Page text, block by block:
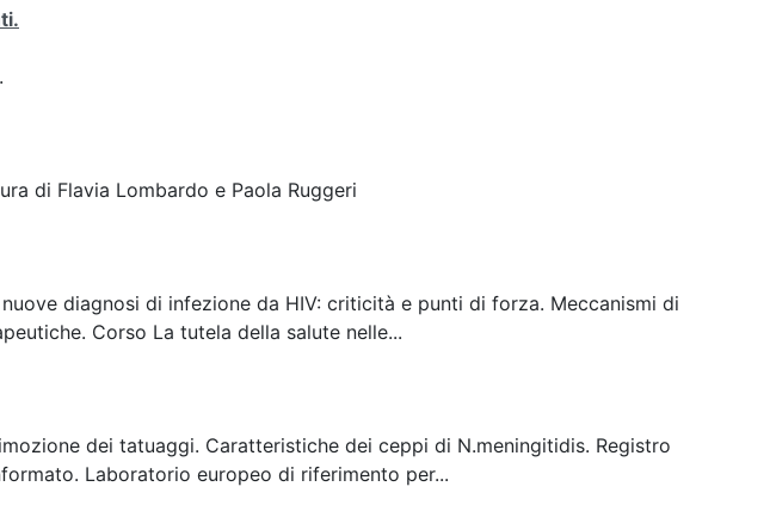
di Flavia Lombardo e Paola Ruggeri
diagnosi di infezione da HIV: criticità e punti di forza. Meccanismi di
Corso La tutela della salute nelle...
dei tatuaggi. Caratteristiche dei ceppi di N.meningitidis. Registro
Laboratorio europeo di riferimento per...